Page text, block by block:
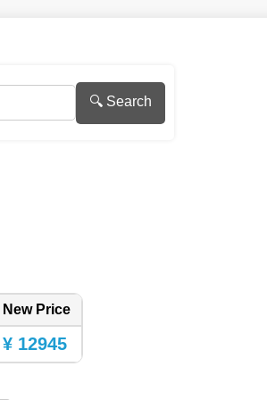
🔍 Search
New Price
¥ 12945